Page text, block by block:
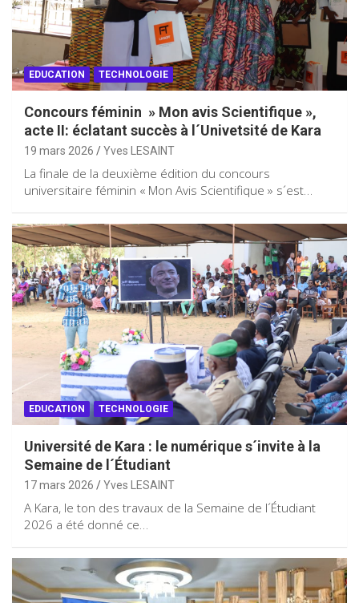
EDUCATION TECHNOLOGIE
Concours féminin » Mon avis Scientifique »,
acte II: éclatant succès à l´Univetsité de Kara
19 mars 2026 Yves LESAINT
La finale de la deuxième édition du concours
universitaire féminin « Mon Avis Scientifique » s´est…
EDUCATION TECHNOLOGIE
Université de Kara : le numérique s´invite à la
Semaine de l´Étudiant
17 mars 2026 Yves LESAINT
A Kara, le ton des travaux de la Semaine de l´Étudiant
2026 a été donné ce…